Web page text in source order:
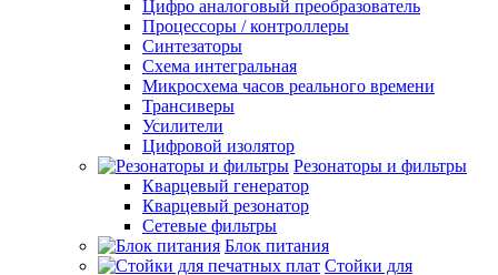
Цифро аналоговый преобразователь
Процессоры / контроллеры
Синтезаторы
Схема интегральная
Микросхема часов реального времени
Трансиверы
Усилители
Цифровой изолятор
Резонаторы и фильтры
Кварцевый генератор
Кварцевый резонатор
Сетевые фильтры
Блок питания
Стойки для